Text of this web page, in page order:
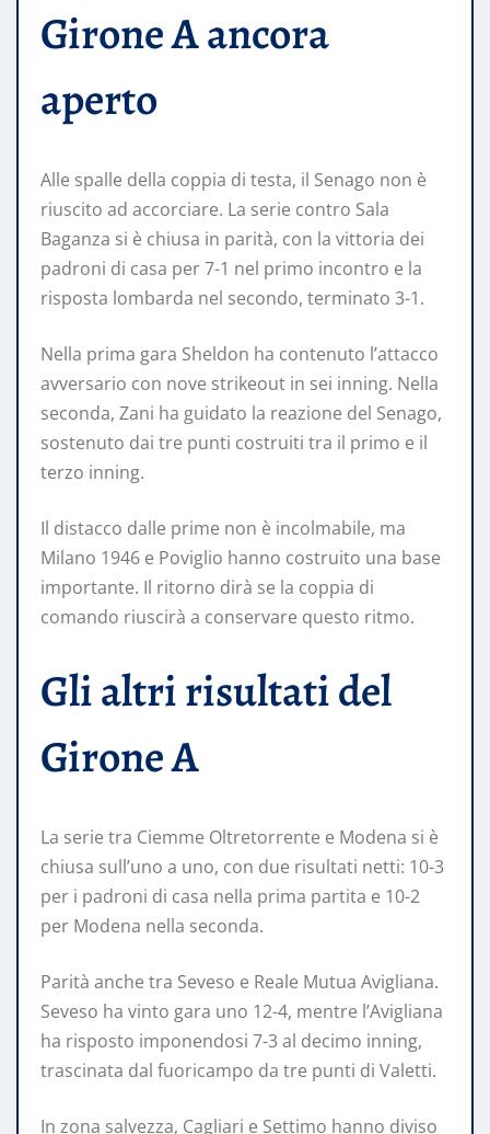
Girone A ancora
aperto
Alle spalle della coppia di testa, il Senago non è
riuscito ad accorciare. La serie contro Sala
Baganza si è chiusa in parità, con la vittoria dei
padroni di casa per 7-1 nel primo incontro e la
risposta lombarda nel secondo, terminato 3-1.
Nella prima gara Sheldon ha contenuto l’attacco
avversario con nove strikeout in sei inning. Nella
seconda, Zani ha guidato la reazione del Senago,
sostenuto dai tre punti costruiti tra il primo e il
terzo inning.
Il distacco dalle prime non è incolmabile, ma
Milano 1946 e Poviglio hanno costruito una base
importante. Il ritorno dirà se la coppia di
comando riuscirà a conservare questo ritmo.
Gli altri risultati del
Girone A
La serie tra Ciemme Oltretorrente e Modena si è
chiusa sull’uno a uno, con due risultati netti: 10-3
per i padroni di casa nella prima partita e 10-2
per Modena nella seconda.
Parità anche tra Seveso e Reale Mutua Avigliana.
Seveso ha vinto gara uno 12-4, mentre l’Avigliana
ha risposto imponendosi 7-3 al decimo inning,
trascinata dal fuoricampo da tre punti di Valetti.
In zona salvezza, Cagliari e Settimo hanno diviso